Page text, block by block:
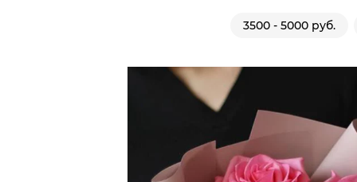
3500 - 5000 руб.